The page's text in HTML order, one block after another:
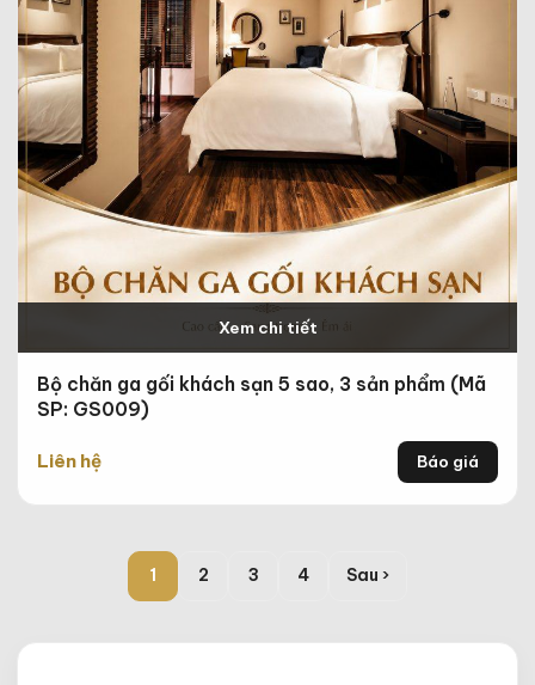
Xem chi tiết
Bộ chăn ga gối khách sạn 5 sao, 3 sản phẩm (Mã
SP: GS009)
Liên hệ Báo giá
1 2 3 4 Sau ›